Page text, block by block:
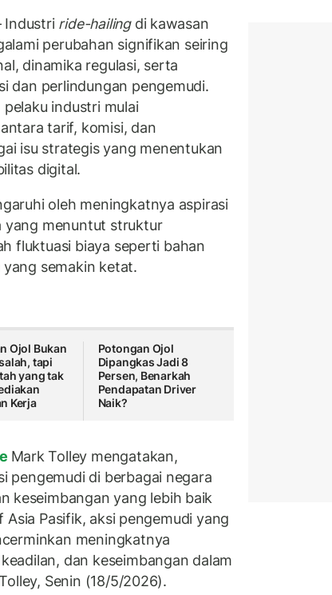
Industri ride-hailingdi kawasan
perubahan signifikan seiring
dinamika regulasi, serta
dan perlindungan pengemudi.
industri mulai
tarif, komisi, dan
isu strategis yang menentukan
digital.
oleh meningkatnya aspirasi
yang menuntut struktur
fluktuasi biaya seperti bahan
semakin ketat.
Ojol Bukan
tapi
yang tak
Kerja
Potongan Ojol
Dipangkas Jadi 8
Persen, Benarkah
Pendapatan Driver
Naik?
Mark Tolley mengatakan,
pengemudi di berbagai negara
keseimbangan yang lebih baik
Pasifik, aksi pengemudi yang
meningkatnya
dan keseimbangan dalam
Senin (18/5/2026).